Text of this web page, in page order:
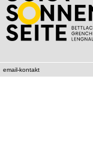
email-kontakt